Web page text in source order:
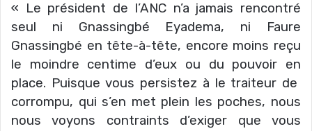
« Le président de l’ANC n’a jamais rencontré
seul ni Gnassingbé Eyadema, ni Faure
Gnassingbé en tête-à-tête, encore moins reçu
le moindre centime d’eux ou du pouvoir en
place. Puisque vous persistez à le traiteur de
corrompu, qui s’en met plein les poches, nous
nous voyons contraints d’exiger que vous